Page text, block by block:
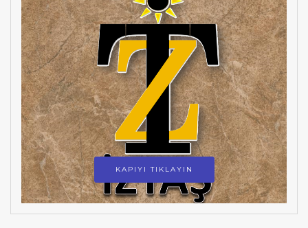
KAPIYI TIKLAYIN